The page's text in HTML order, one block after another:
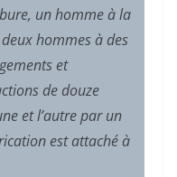
un homme à la
hommes à des
et
de douze
et l’autre par un
est attaché à